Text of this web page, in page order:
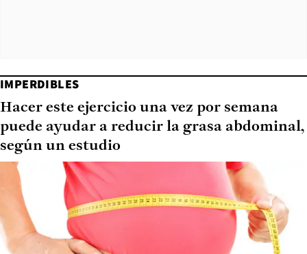
IMPERDIBLES
Hacer este ejercicio una vez por semana
puede ayudar a reducir la grasa abdominal,
según un estudio